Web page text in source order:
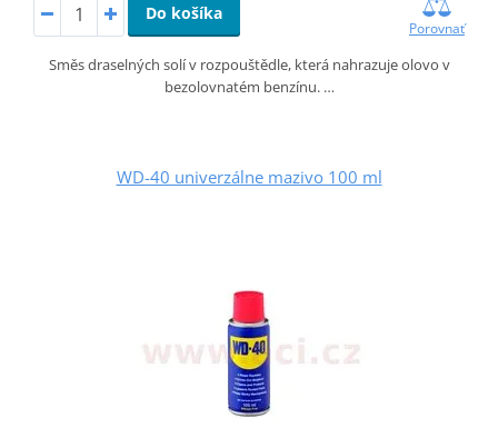
Do košíka
Porovnať
Směs draselných solí v rozpouštědle, která nahrazuje olovo v
bezolovnatém benzínu. …
WD-40 univerzálne mazivo 100 ml